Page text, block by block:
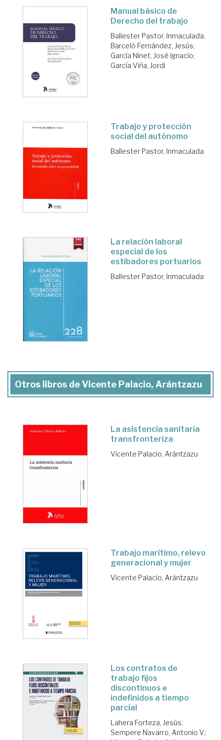
Manual básico de
Derecho del trabajo
Ballester Pastor, Inmaculada;
Barceló Fernández, Jesús;
García Ninet, José Ignacio;
García Viña, Jordi
Trabajo y protección
social del autónomo
Ballester Pastor, Inmaculada
La relación laboral
especial de los
estibadores portuarios
Ballester Pastor, Inmaculada
Otros libros de Vicente Palacio, Arántzazu
La asistencia sanitaria
transfronteriza
Vicente Palacio, Arántzazu
Trabajo marítimo, relevo
generacional y mujer
Vicente Palacio, Arántzazu
Los contratos de
trabajo fijos
discontinuos e
indefinidos a tiempo
parcial
Lahera Forteza, Jesús;
Sempere Navarro, Antonio V.;